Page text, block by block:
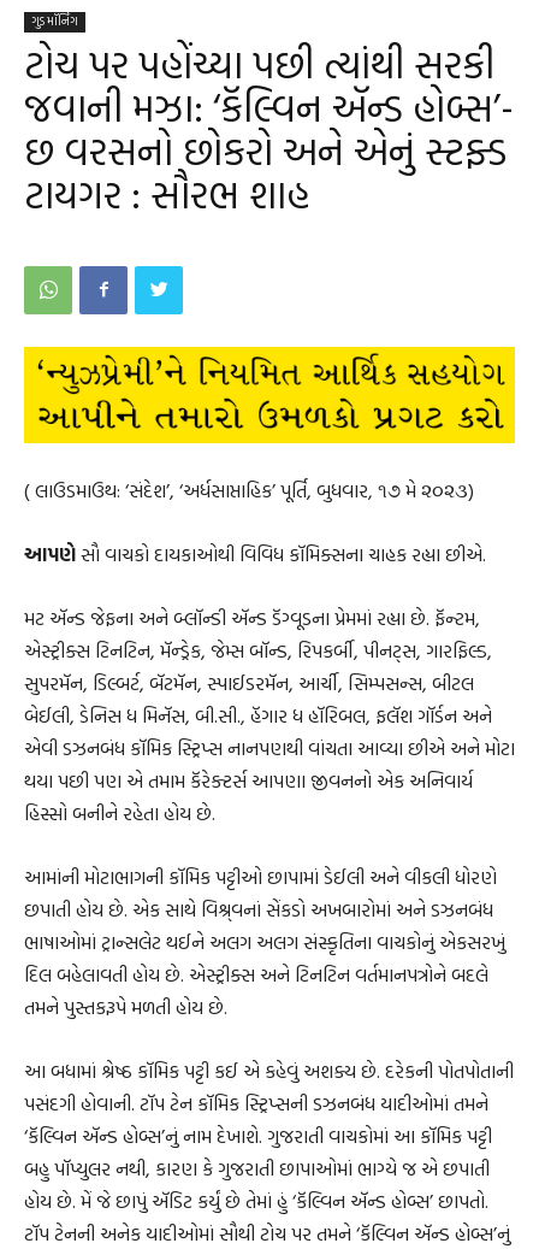
ગુડ મૉર્નિંગ
ટોચ પર પહોંચ્યા પછી ત્યાંથી સરકી
જવાની મઝા: ‘કૅલ્વિન ઍન્ડ હોબ્સ’-
છ વરસનો છોકરો અને એનું સ્ટફ્ડ
ટાયગર : સૌરભ શાહ
( લાઉડમાઉથ: ‘સંદેશ’, ‘અર્ધસાપ્તાહિક’ પૂર્તિ, બુધવાર, ૧૭ મે ૨૦૨૩)
આપણેસૌ વાચકો દાયકાઓથી વિવિધ કૉમિક્સના ચાહક રહ્યા છીએ.
મટ ઍન્ડ જેફના અને બ્લૉન્ડી ઍન્ડ ડૅગ્વૂડના પ્રેમમાં રહ્યા છે. ફૅન્ટમ,
એસ્ટ્રીક્સ ટિનટિન, મૅન્ડ્રેક, જેમ્સ બૉન્ડ, રિપકર્બી, પીનટ્સ, ગારફિલ્ડ,
સુપરમૅન, ડિલ્બર્ટ, બૅટમૅન, સ્પાઈડરમૅન, આર્ચી, સિમ્પસન્સ, બીટલ
બેઈલી, ડેનિસ ધ મિનૅસ, બી.સી., હૅગાર ધ હૉરિબલ, ફલૅશ ગૉર્ડન અને
એવી ડઝનબંધ કૉમિક સ્ટ્રિપ્સ નાનપણથી વાંચતા આવ્યા છીએ અને મોટા
થયા પછી પણ એ તમામ કૅરેક્ટર્સ આપણા જીવનનો એક અનિવાર્ય
હિસ્સો બનીને રહેતા હોય છે.
આમાંની મોટાભાગની કૉમિક પટ્ટીઓ છાપામાં ડેઈલી અને વીકલી ધોરણે
છપાતી હોય છે. એક સાથે વિશ્ર્વનાં સેંકડો અખબારોમાં અને ડઝનબંધ
ભાષાઓમાં ટ્રાન્સલેટ થઈને અલગ અલગ સંસ્કૃતિના વાચકોનું એકસરખું
દિલ બહેલાવતી હોય છે. એસ્ટ્રીક્સ અને ટિનટિન વર્તમાનપત્રોને બદલે
તમને પુસ્તકરૂપે મળતી હોય છે.
આ બધામાં શ્રેષ્ઠ કૉમિક પટ્ટી કઈ એ કહેવું અશક્ય છે. દરેકની પોતપોતાની
પસંદગી હોવાની. ટૉપ ટેન કૉમિક સ્ટ્રિપ્સની ડઝનબંધ યાદીઓમાં તમને
‘કૅલ્વિન ઍન્ડ હોબ્સ’નું નામ દેખાશે. ગુજરાતી વાચકોમાં આ કૉમિક પટ્ટી
બહુ પૉપ્યુલર નથી, કારણ કે ગુજરાતી છાપાઓમાં ભાગ્યે જ એ છપાતી
હોય છે. મેં જે છાપું ઍડિટ કર્યું છે તેમાં હું ‘કૅલ્વિન ઍન્ડ હોબ્સ’ છાપતો.
ટૉપ ટેનની અનેક યાદીઓમાં સૌથી ટોચ પર તમને ‘કૅલ્વિન ઍન્ડ હોબ્સ’નું